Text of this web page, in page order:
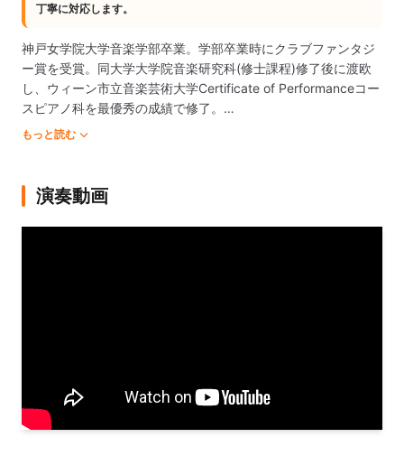
丁寧に対応します。
神戸女学院大学音楽学部卒業。学部卒業時にクラブファンタジ
ー賞を受賞。同大学大学院音楽研究科(修士課程)修了後に渡欧
し、ウィーン市立音楽芸術大学Certificate of Performanceコー
スピアノ科を最優秀の成績で修了。
オポルド・ベラン国際音楽コンクール第2位(仏)、第10回
Pianissima国際ピアノコンクールPresto部門第1位(仏)他、多数
受賞。
もっと読む
演奏動画